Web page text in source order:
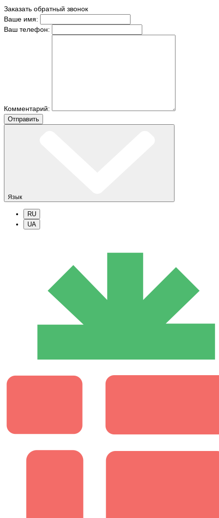
Заказать обратный звонок
Ваше имя:
Ваш телефон:
Комментарий:
Отправить
Язык
RU
UA